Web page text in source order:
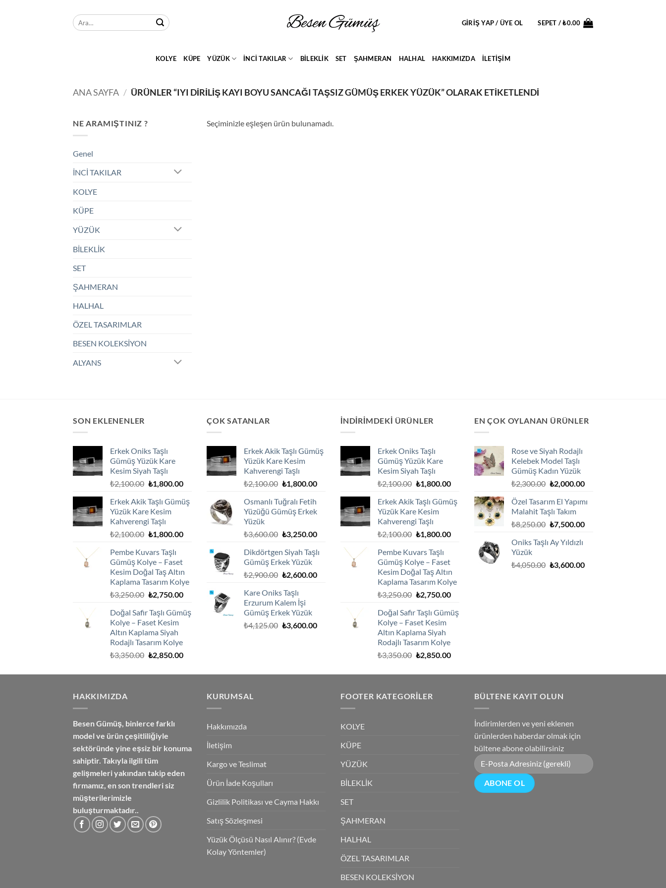
Ara:
GIRIŞ YAP / ÜYE OL SEPET /₺0.00
KOLYE KÜPE YÜZÜK İNCİ TAKILAR BİLEKLİK SET ŞAHMERAN HALHAL HAKKIMIZDA İLETIŞIM
ANA SAYFA / ÜRÜNLER “IYI DIRILIŞ KAYI BOYU SANCAĞI TAŞSIZ GÜMÜŞ ERKEK YÜZÜK” OLARAK ETIKETLENDI
NE ARAMIŞTINIZ ?
Genel
İNCİ TAKILAR
KOLYE
KÜPE
YÜZÜK
BİLEKLİK
SET
ŞAHMERAN
HALHAL
ÖZEL TASARIMLAR
BESEN KOLEKSİYON
ALYANS
Seçiminizle eşleşen ürün bulunamadı.
SON EKLENENLER
Erkek Oniks Taşlı
Gümüş Yüzük Kare
Kesim Siyah Taşlı
₺2,100.00 Orijinal
₺2,100.00.
₺1,800.00Şu
fiyat:
₺1,800.00.
Erkek Akik Taşlı Gümüş
Yüzük Kare Kesim
Kahverengi Taşlı
₺2,100.00 Orijinal
₺2,100.00.
₺1,800.00Şu
₺1,800.00.
Pembe Kuvars Taşlı
Gümüş Kolye – Faset
Kesim Doğal Taş Altın
Kaplama Tasarım Kolye
₺3,250.00 Orijinal
₺3,250.00.
₺2,750.00Şu
fiyat:
Doğal Safir Taşlı Gümüş
Kolye – Faset Kesim
Altın Kaplama Siyah
Rodajlı Tasarım Kolye
₺3,350.00 Orijinal
₺3,350.00.
₺2,850.00Şu
fiyat:
ÇOK SATANLAR
Erkek Akik Taşlı Gümüş
Yüzük Kare Kesim
Kahverengi Taşlı
₺2,100.00 Orijinal
₺2,100.00.
₺1,800.00Şu
₺1,800.00.
Osmanlı Tuğralı Fetih
Yüzüğü Gümüş Erkek
Yüzük
₺3,600.00 Orijinal
₺3,600.00.
₺3,250.00Şu
fiyat:
₺3,250.00.
Dikdörtgen Siyah Taşlı
Gümüş Erkek Yüzük
₺2,900.00 Orijinal
₺2,900.00.
₺2,600.00Şu
Kare Oniks Taşlı
Erzurum Kalem İşi
Gümüş Erkek Yüzük
₺4,125.00 Orijinal
₺3,600.00Şu
İNDIRIMDEKI ÜRÜNLER
Erkek Oniks Taşlı
Gümüş Yüzük Kare
Kesim Siyah Taşlı
₺2,100.00 Orijinal
₺2,100.00.
₺1,800.00Şu
fiyat:
₺1,800.00.
Erkek Akik Taşlı Gümüş
Yüzük Kare Kesim
Kahverengi Taşlı
₺2,100.00 Orijinal
₺2,100.00.
₺1,800.00Şu
₺1,800.00.
Pembe Kuvars Taşlı
Gümüş Kolye – Faset
Kesim Doğal Taş Altın
Kaplama Tasarım Kolye
₺3,250.00 Orijinal
₺3,250.00.
₺2,750.00Şu
fiyat:
Doğal Safir Taşlı Gümüş
Kolye – Faset Kesim
Altın Kaplama Siyah
Rodajlı Tasarım Kolye
₺3,350.00 Orijinal
₺3,350.00.
₺2,850.00Şu
fiyat:
EN ÇOK OYLANAN ÜRÜNLER
Rose ve Siyah Rodajlı
Kelebek Model Taşlı
Gümüş Kadın Yüzük
₺2,300.00 Orijinal
₺2,300.00.
₺2,000.00Şu
fiyat:
Özel Tasarım El Yapımı
Malahit Taşlı Takım
₺8,250.00 Orijinal
₺8,250.00.
₺7,500.00Şu
Oniks Taşlı Ay Yıldızlı
Yüzük
₺4,050.00 Orijinal
₺3,600.00Şu
HAKKIMIZDA
Besen Gümüş, binlerce farklı
model ve ürün çeşitliliğiyle
sektöründe yine eşsiz bir konuma
sahiptir. Takıyla ilgili tüm
gelişmeleri yakından takip eden
firmamız, en son trendleri siz
müşterilerimizle
buluşturmaktadır..
KURUMSAL
Hakkımızda
İletişim
Kargo ve Teslimat
Ürün İade Koşulları
Gizlilik Politikası ve Cayma Hakkı
Satış Sözleşmesi
Yüzük Ölçüsü Nasıl Alınır? (Evde
Kolay Yöntemler)
FOOTER KATEGORILER
KOLYE
KÜPE
YÜZÜK
BİLEKLİK
SET
ŞAHMERAN
HALHAL
ÖZEL TASARIMLAR
BESEN KOLEKSİYON
BÜLTENE KAYIT OLUN
İndirimlerden ve yeni eklenen
ürünlerden haberdar olmak için
bültene abone olabilirsiniz